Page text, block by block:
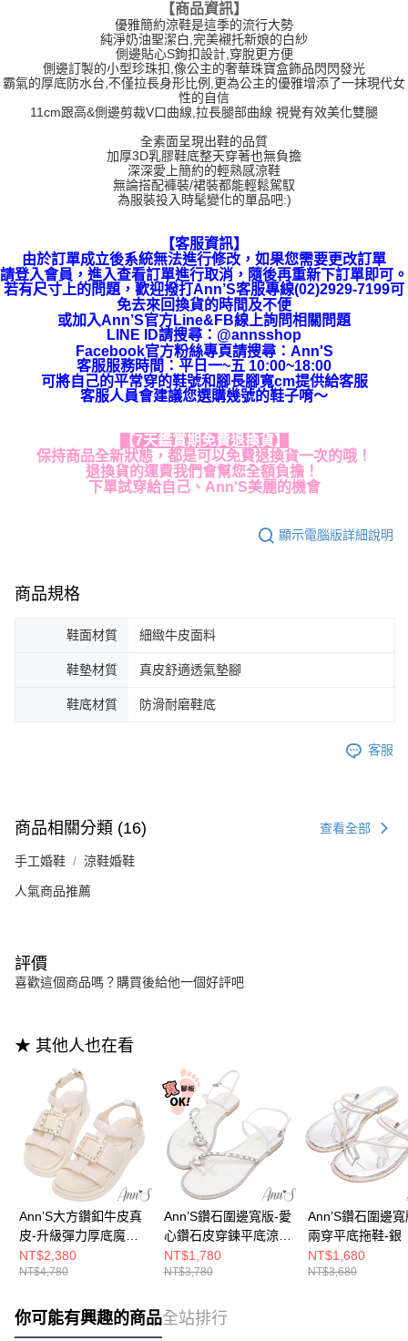
【商品資訊】
優雅簡約涼鞋是這季的流行大勢
純淨奶油聖潔白,完美襯托新娘的白紗
側邊貼心S鉤扣設計,穿脫更方便
側邊訂製的小型珍珠扣,像公主的奢華珠寶盒飾品閃閃發光
霸氣的厚底防水台,不僅拉長身形比例,更為公主的優雅增添了一抹現代女
性的自信
11cm跟高&側邊剪裁V口曲線,拉長腿部曲線 視覺有效美化雙腿
全素面呈現出鞋的品質
加厚3D乳膠鞋底整天穿著也無負擔
深深愛上簡約的輕熟感涼鞋
無論搭配褲裝/裙裝都能輕鬆駕馭
為服裝投入時髦變化的單品吧:)
【客服資訊】
由於訂單成立後系統無法進行修改，如果您需要更改訂單
請登入會員，進入查看訂單進行取消，隨後再重新下訂單即可。
若有尺寸上的問題，歡迎撥打Ann’S客服專線(02)2929-7199可
免去來回換貨的時間及不便
或加入Ann’S官方Line&FB線上詢問相關問題
LINE ID請搜尋 ： @annsshop
Facebook官方粉絲專頁請搜尋：Ann'S
客服服務時間：平日一~五 10:00~18:00
可將自己的平常穿的鞋號和腳長腳寬cm提供給客服
客服人員會建議您選購幾號的鞋子唷～
【7天鑑賞期免費退換貨】
保持商品全新狀態，都是可以免費退換貨一次的哦！
退換貨的運費我們會幫您全額負擔！
下單試穿給自己、Ann'S美麗的機會
顯示電腦版詳細說明
商品規格
鞋面材質 細緻牛皮面料
鞋墊材質 真皮舒適透氣墊腳
鞋底材質 防滑耐磨鞋底
客服
商品相關分類 (16) 查看全部
手工婚鞋 涼鞋婚鞋
人氣商品推薦
評價
喜歡這個商品嗎？購買後給他一個好評吧
★ 其他人也在看
Ann’S大方鑽釦牛皮真
皮-升級彈力厚底魔鬼
氈涼鞋4cm-米白
NT$2,380
NT$4,780
Ann’S鑽石圍邊寬版-愛
心鑽石皮穿鍊平底涼鞋
1cm-白
NT$1,780
NT$3,780
Ann’S鑽石圍邊
兩穿平底拖鞋-銀
NT$1,680
NT$3,680
你可能有興趣的商品全站排行